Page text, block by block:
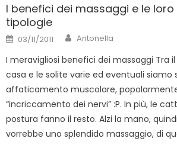
I benefici dei massaggi e le
tipologie
Posted
on
03/11/2011 Author
Antonella
I meravigliosi benefici dei massaggi Tra
casa e le solite varie ed eventuali siamo
affaticamento muscolare,
“incriccamento dei nervi” :P. In più, le
postura fanno il resto. Alzi la mano,
vorrebbe uno splendido massaggio, di